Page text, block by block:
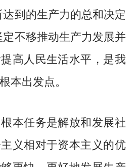
到的生产力的总和决定
不移推动生产力发展并
高人民生活水平，是我
本出发点。
任务是解放和发展社
义相对于资本主义的优